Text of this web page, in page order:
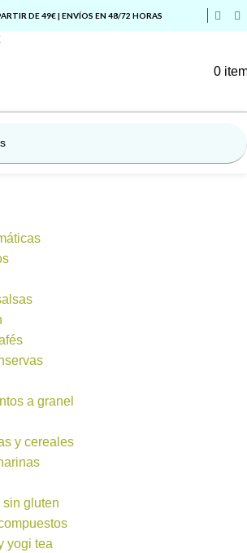
DE 49€ | ENVÍOS EN 48/72 HORAS
0
a granel
y cereales
sin gluten
yogi tea